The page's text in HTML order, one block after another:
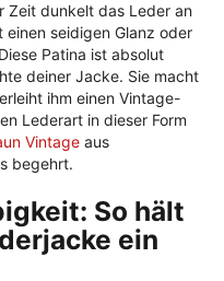
Zeit dunkelt das Leder an
seidigen Glanz oder
Patina ist absolut
deiner Jacke. Sie macht
ihm einen Vintage-
Lederart in dieser Form
Vintage aus
begehrt.
So hält
ein